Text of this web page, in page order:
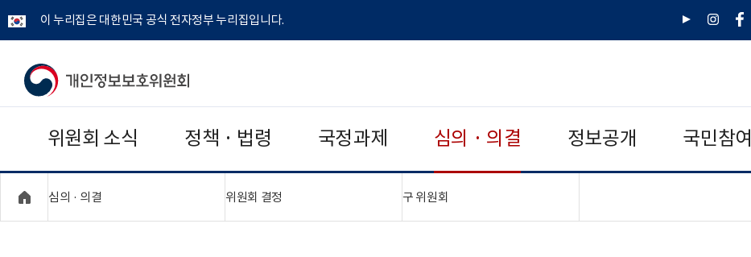
이 누리집은 대한민국 공식 전자정부 누리집입니다.
유
인
페
개
보
보
위원회 소식 정책 · 법령 국정과제 심의 · 의결 정보공개 국민참여
심의 · 의결 위원회 결정 구 위원회